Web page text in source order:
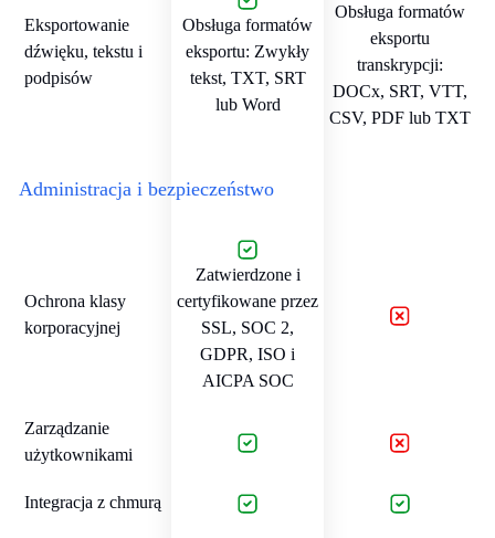
Eksportowanie
dźwięku, tekstu i
podpisów
Obsługa formatów
eksportu: Zwykły
tekst, TXT, SRT
lub Word
Obsługa formatów
eksportu
transkrypcji:
DOCx, SRT, VTT,
CSV, PDF lub TXT
Administracja i bezpieczeństwo
Ochrona klasy
korporacyjnej
Zatwierdzone i
certyfikowane przez
SSL, SOC 2,
GDPR, ISO i
AICPA SOC
Zarządzanie
użytkownikami
Integracja z chmurą